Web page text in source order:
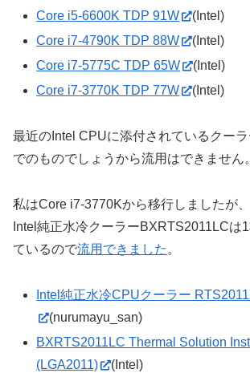
Core i5-6600K TDP 91W
(Intel)
Core i7-4790K TDP 88W
(Intel)
Core i7-5775C TDP 65W
(Intel)
Core i7-3770K TDP 77W
(Intel)
最近のIntel CPUに添付されているクー
でのものでしょうから流用はできません。
私はCore i7-3770Kから移行しましたが
Intel純正水冷クーラーBXRTS2011LCは
ているので流用できました 。
Intel純正水冷CPUクーラー
(nurumayu_san)
BXRTS2011LC Thermal Solution
(LGA2011)
(Intel)